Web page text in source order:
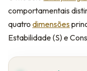
comportamentais
quatro dimensões
Estabilidade (S) e